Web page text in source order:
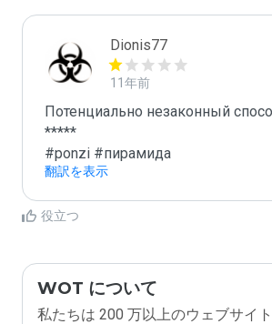
Dionis77
11年前
Потенциально незаконный
*****
#ponzi #пирамида
翻訳を表示
役立つ
WOT について
私たちは 200 万以上のウェブサイ